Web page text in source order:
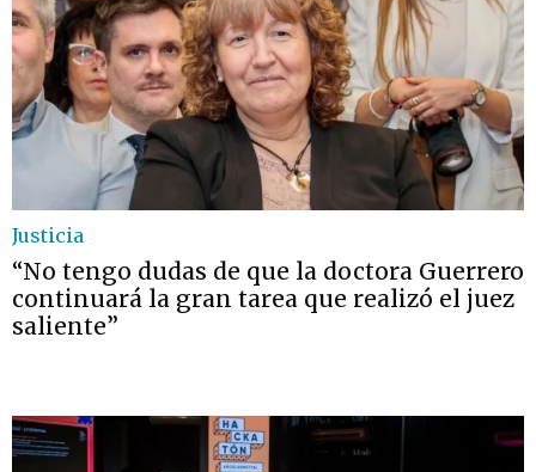
Justicia
“No tengo dudas de que la doctora Guerrero
continuará la gran tarea que realizó el juez
saliente”